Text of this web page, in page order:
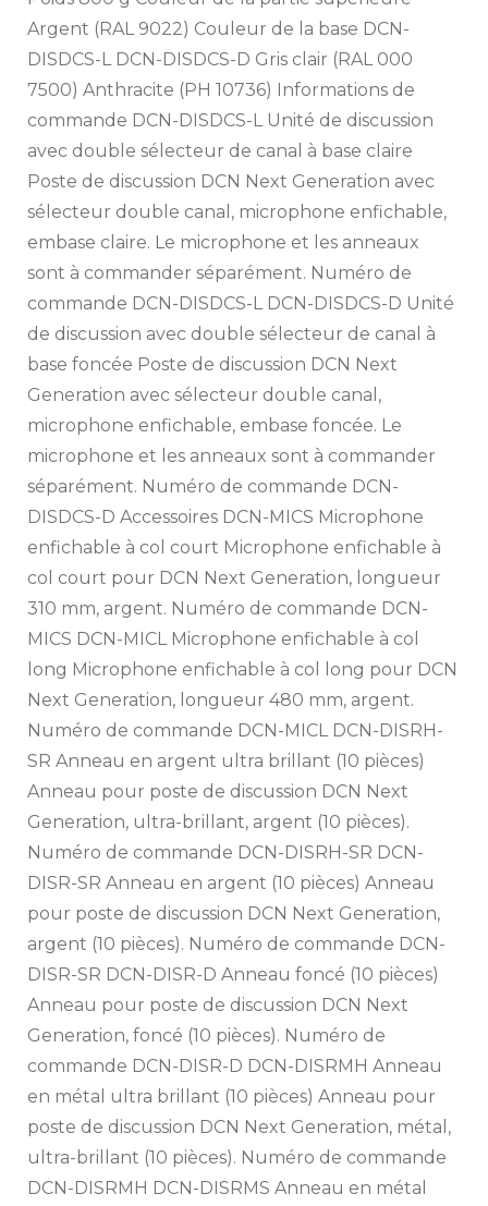
Argent (RAL 9022) Couleur de la base DCN-
DISDCS-L DCN-DISDCS-D Gris clair (RAL 000
7500) Anthracite (PH 10736) Informations de
commande DCN-DISDCS-L Unité de discussion
avec double sélecteur de canal à base claire
Poste de discussion DCN Next Generation avec
sélecteur double canal, microphone enfichable,
embase claire. Le microphone et les anneaux
sont à commander séparément. Numéro de
commande DCN-DISDCS-L DCN-DISDCS-D Unité
de discussion avec double sélecteur de canal à
base foncée Poste de discussion DCN Next
Generation avec sélecteur double canal,
microphone enfichable, embase foncée. Le
microphone et les anneaux sont à commander
séparément. Numéro de commande DCN-
DISDCS-D Accessoires DCN-MICS Microphone
enfichable à col court Microphone enfichable à
col court pour DCN Next Generation, longueur
310 mm, argent. Numéro de commande DCN-
MICS DCN-MICL Microphone enfichable à col
long Microphone enfichable à col long pour DCN
Next Generation, longueur 480 mm, argent.
Numéro de commande DCN-MICL DCN-DISRH-
SR Anneau en argent ultra brillant (10 pièces)
Anneau pour poste de discussion DCN Next
Generation, ultra-brillant, argent (10 pièces).
Numéro de commande DCN-DISRH-SR DCN-
DISR-SR Anneau en argent (10 pièces) Anneau
pour poste de discussion DCN Next Generation,
argent (10 pièces). Numéro de commande DCN-
DISR-SR DCN-DISR-D Anneau foncé (10 pièces)
Anneau pour poste de discussion DCN Next
Generation, foncé (10 pièces). Numéro de
commande DCN-DISR-D DCN-DISRMH Anneau
en métal ultra brillant (10 pièces) Anneau pour
poste de discussion DCN Next Generation, métal,
ultra-brillant (10 pièces). Numéro de commande
DCN-DISRMH DCN-DISRMS Anneau en métal